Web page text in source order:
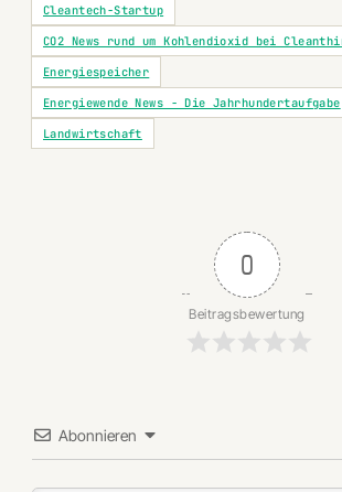
Cleantech-Startup
CO2 News rund um Kohlendioxid bei
Energiespeicher
Energiewende News - Die Jahrhundertaufgabe
Landwirtschaft
0
Beitragsbewertung
Abonnieren